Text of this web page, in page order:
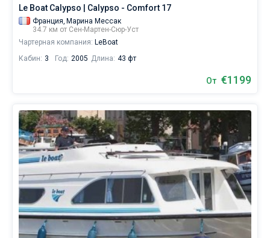
Le Boat Calypso | Calypso - Comfort 17
Франция, Марина Мессак
34.7 км от Сен-Мартен-Сюр-Уст
Чартерная компания: LeBoat
Кабин: 3 Год: 2005 Длина: 43 фт
От €1199